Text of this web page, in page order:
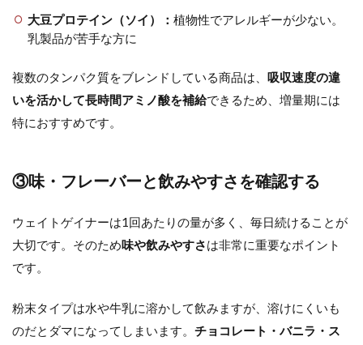
大豆プロテイン（ソイ）： 植物性でアレルギーが少ない。
乳製品が苦手な方に
複数のタンパク質をブレンドしている商品は、 吸収速度の違
いを活かして長時間アミノ酸を補給できるため、増量期には
特におすすめです。
③味・フレーバーと飲みやすさを確認する
ウェイトゲイナーは1回あたりの量が多く、毎日続けることが
大切です。そのため味や飲みやすさは非常に重要なポイント
です。
粉末タイプは水や牛乳に溶かして飲みますが、溶けにくいも
のだとダマになってしまいます。 チョコレート・バニラ・ス